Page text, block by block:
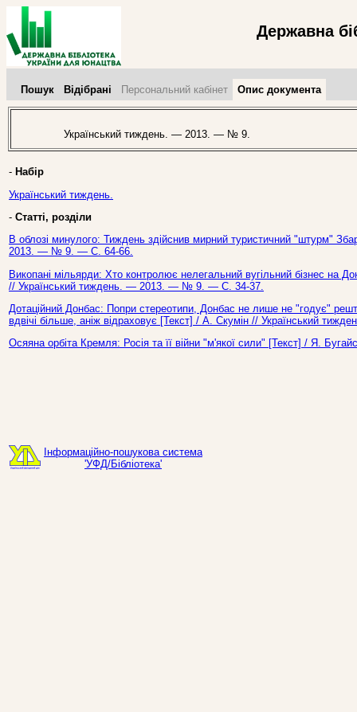
Державна
Пошук Відібрані Персональний кабінет Опис документа
Український тиждень. — 2013. — № 9.
- Набір
Український тиждень.
- Статті, розділи
В облозі минулого: Тиждень здійснив мирний туристичний "штурм"
2013. — № 9. — С. 64-66.
Викопані мільярди: Хто контролює нелегальний вугільний бізнес
// Український тиждень. — 2013. — № 9. — С. 34-37.
Дотаційний Донбас: Попри стереотипи, Донбас не лише не "годує"
вдвічі більше, аніж відраховує [Текст] / А. Скумін // Український
Осяяна орбіта Кремля: Росія та її війни "м'якої сили" [Текст] / Я.
Інформаційно-пошукова система
'УФД/Бібліотека'